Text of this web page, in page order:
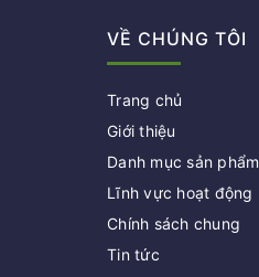
VỀ CHÚNG TÔI
Trang chủ
Giới thiệu
Danh mục sản phẩm
Lĩnh vực hoạt động
Chính sách chung
Tin tức